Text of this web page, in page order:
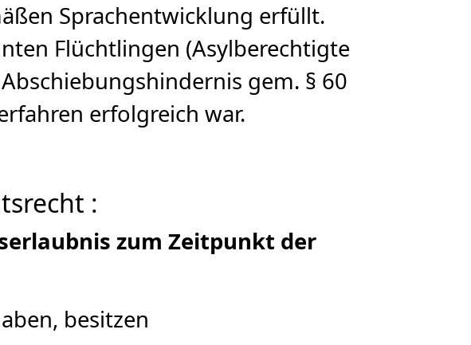
Sprachentwicklung erfüllt.
Flüchtlingen (Asylberechtigte
gem. § 60
erfolgreich war.
:
zum Zeitpunkt der
besitzen